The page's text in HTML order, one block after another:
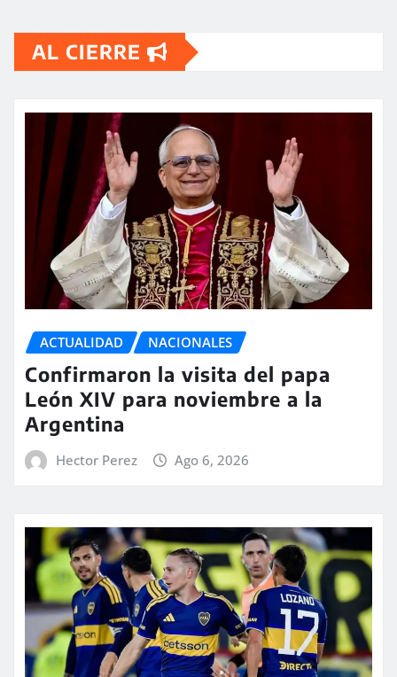
AL CIERRE
ACTUALIDAD NACIONALES
Confirmaron la visita del papa
León XIV para noviembre a la
Argentina
Hector Perez Ago 6, 2026